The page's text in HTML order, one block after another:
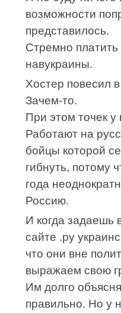
возможности
представилось.
Стремно платить
навукраины.
Хостер повесил
Зачем-то.
При этом точек у
Работают на
бойцы которой
гибнуть, потому
года
Россию.
И когда задаешь
сайте .ру
что они вне
выражаем свою
Им долго
правильно. Но у